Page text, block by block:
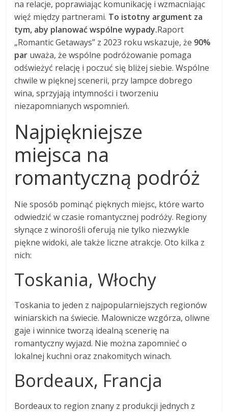
na relacje, poprawiając komunikację i wzmacniając
więź między partnerami. To istotny argument za
tym, aby planować wspólne wypady.Raport
„Romantic Getaways” z 2023 roku wskazuje, że 90%
par uważa, że wspólne podróżowanie pomaga
odświeżyć relację i poczuć się bliżej siebie. Wspólne
chwile w pięknej scenerii, przy lampce dobrego
wina, sprzyjają intymności i tworzeniu
niezapomnianych wspomnień.
Najpiękniejsze
miejsca na
romantyczną podróż
Nie sposób pominąć pięknych miejsc, które warto
odwiedzić w czasie romantycznej podróży. Regiony
słynące z winorośli oferują nie tylko niezwykle
piękne widoki, ale także liczne atrakcje. Oto kilka z
nich:
Toskania, Włochy
Toskania to jeden z najpopularniejszych regionów
winiarskich na świecie. Malownicze wzgórza, oliwne
gaje i winnice tworzą idealną scenerię na
romantyczny wyjazd. Nie można zapomnieć o
lokalnej kuchni oraz znakomitych winach.
Bordeaux, Francja
Bordeaux to region znany z produkcji jednych z